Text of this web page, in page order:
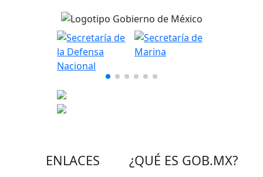
ENLACES ¿QUÉ ES GOB.MX?